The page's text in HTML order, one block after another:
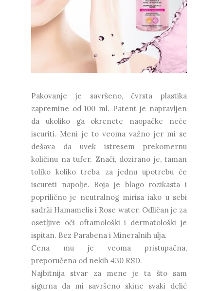
Pakovanje je savršeno, čvrsta plastika
zapremine od 100 ml. Patent je napravljen
da ukoliko ga okrenete naopačke neće
iscuriti. Meni je to veoma važno jer mi se
dešava da uvek istresem prekomernu
količinu na tufer. Znači, dozirano je, taman
toliko koliko treba za jednu upotrebu će
iscureti napolje. Boja je blago rozikasta i
poprilično je neutralnog mirisa iako u sebi
sadrži Hamamelis i Rose water. Odličan je za
osetljive oči oftamološki i dermatološki je
ispitan. Bez Parabena i Mineralnih ulja.
Cena mu je veoma pristupačna,
preporučena od nekih 430 RSD.
Najbitnija stvar za mene je ta što sam
sigurna da mi savršeno skine svaki delić